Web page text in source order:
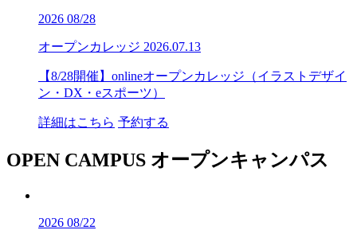
2026 08/28
オープンカレッジ 2026.07.13
【8/28開催】onlineオープンカレッジ（イラストデザイ
ン・DX・eスポーツ）
詳細はこちら 予約する
OPEN CAMPUS オープンキャンパス
2026 08/22